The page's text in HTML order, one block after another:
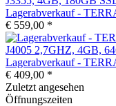
Lagerabverkauf -
€ 559,00 *
Lagerabverkauf -
€ 409,00 *
Zuletzt angesehen
Öffnungszeiten